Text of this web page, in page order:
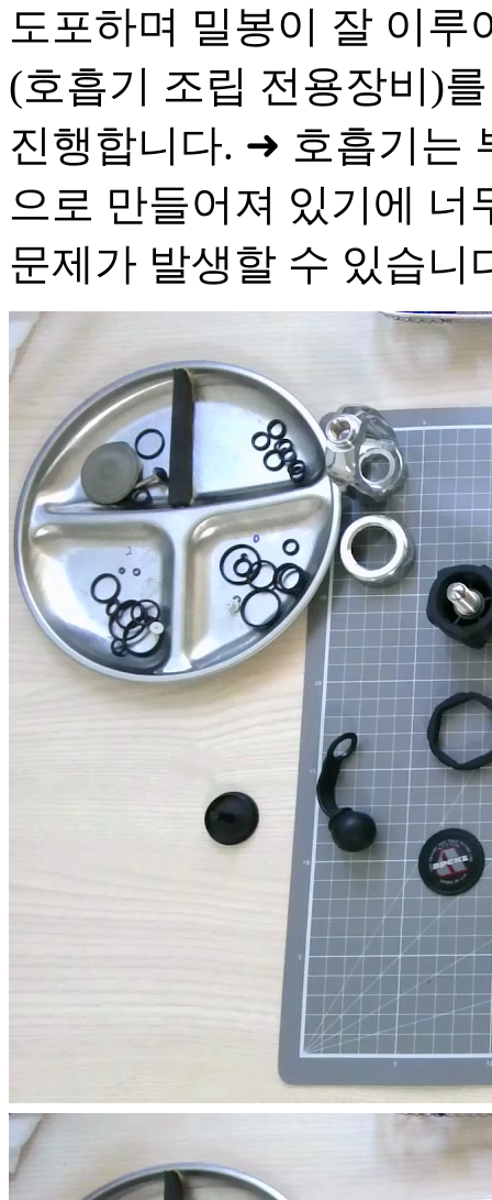
도포하며 밀봉이 잘 이루
(호흡기 조립 전용장비)
진행합니다. ➜ 호흡기는
으로 만들어져 있기에 너
문제가 발생할 수 있습니